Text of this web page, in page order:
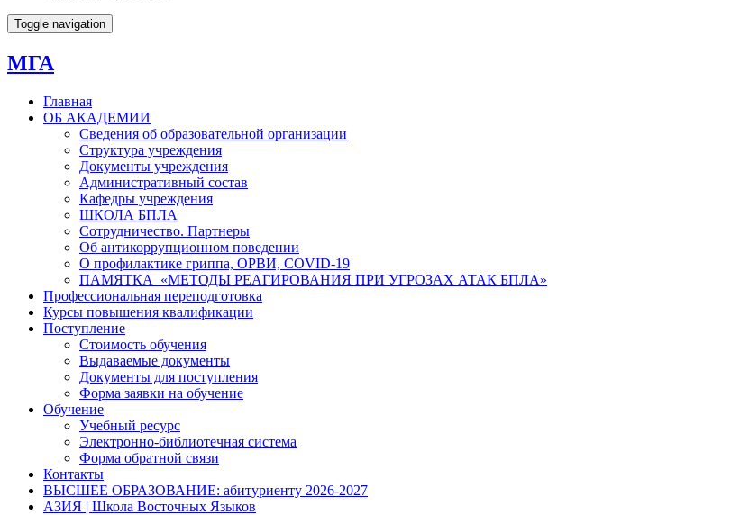
Toggle navigation
МГА
Главная
ОБ АКАДЕМИИ
Сведения об образовательной организации
Структура учреждения
Документы учреждения
Административный состав
Кафедры учреждения
ШКОЛА БПЛА
Сотрудничество. Партнеры
Об антикоррупционном поведении
О профилактике гриппа, ОРВИ, COVID-19
ПАМЯТКА «МЕТОДЫ РЕАГИРОВАНИЯ ПРИ УГРОЗАХ АТАК БПЛА»
Профессиональная переподготовка
Курсы повышения квалификации
Поступление
Стоимость обучения
Выдаваемые документы
Документы для поступления
Форма заявки на обучение
Обучение
Учебный ресурс
Электронно-библиотечная система
Форма обратной связи
Контакты
ВЫСШЕЕ ОБРАЗОВАНИЕ: абитуриенту 2026-2027
АЗИЯ | Школа Восточных Языков